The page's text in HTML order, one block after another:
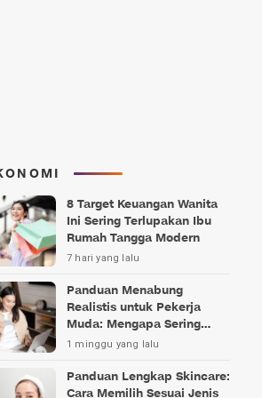
8 Target Keuangan Wanita
Ini Sering Terlupakan Ibu
Rumah Tangga Modern
7 hari yang lalu
Panduan Menabung
Realistis untuk Pekerja
Muda: Mengapa Sering
Gagal?
1 minggu yang lalu
Panduan Lengkap Skincare:
Cara Memilih Sesuai Jenis